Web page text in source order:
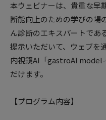
本ウェビナーは、貴重な早
断能向上のための学びの場
ん診断のエキスパートであ
提示いただいて、ウェブを
内視鏡AI「gastroAI
だけます。
【プログラム内容】